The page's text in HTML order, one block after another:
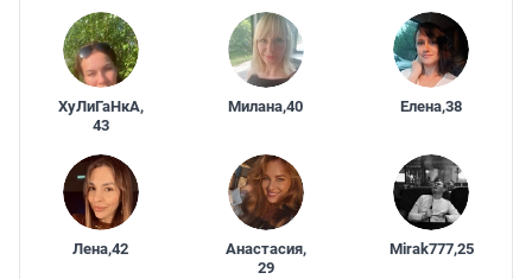
ХуЛиГаНкА,
43
Милана,40 Елена,38
Лена,42 Анастасия,
29
Mirak777,25